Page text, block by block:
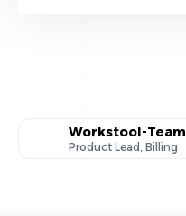
Workstool-Team
Product Lead, Billing